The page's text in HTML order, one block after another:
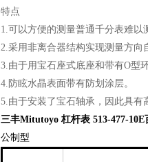
特点
1.可以方便的测量普通千分表难以
2.采用非离合器结构实现测量方向
3.由于用宝石座式底座和带有O型
4.防眩水晶表面带有防划涂层。
5.由于安装了宝石轴承，因此具有
三丰Mitutoyo 杠杆表 513-477-10E
公制型